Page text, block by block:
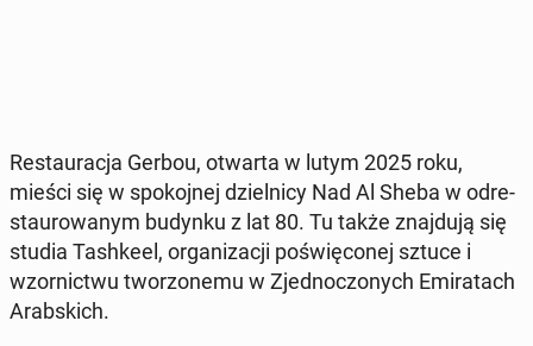
Re­stau­ra­cja Gerbou, otwarta w lutym 2025 roku,
mieści się w spo­koj­nej dziel­ni­cy Nad Al Sheba w od­re­
stau­ro­wa­nym budynku z lat 80. Tu także znaj­du­ją się
studia Ta­sh­ke­el, or­ga­ni­za­cji po­świę­co­nej sztuce i
wzor­nic­twu two­rzo­ne­mu w Zjed­no­czo­nych Emi­ra­tach
Arab­skich.